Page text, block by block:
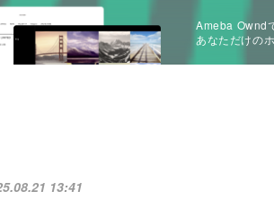
Ameba Ownd
あなただけの
13:41